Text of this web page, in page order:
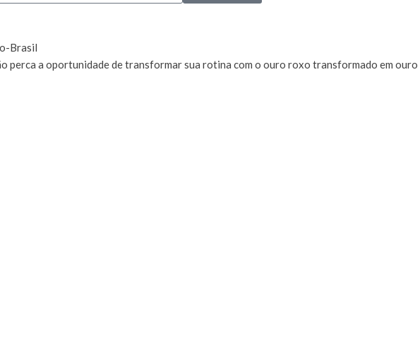
perca a oportunidade de transformar sua rotina com o ouro roxo transformado em ouro